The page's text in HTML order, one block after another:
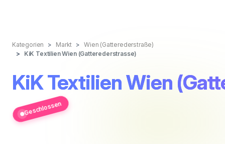
Kategorien Markt
Wien (Gatterederstraße)
KiK Textilien Wien (Gatterederstrasse)
KiK Textilien Wien
Geschlossen